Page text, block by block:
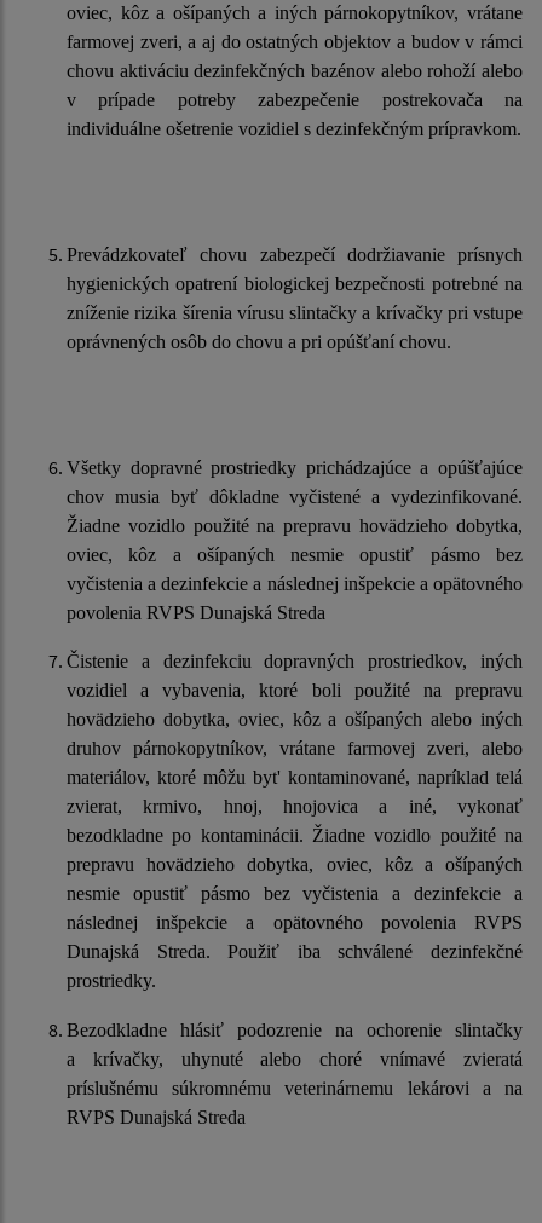
oviec, kôz a ošípaných a iných párnokopytníkov, vrátane
farmovej zveri, a aj do ostatných objektov a budov v rámci
chovu aktiváciu dezinfekčných bazénov alebo rohoží alebo
v prípade potreby zabezpečenie postrekovača na
individuálne ošetrenie vozidiel s dezinfekčným prípravkom.
Prevádzkovateľ chovu zabezpečí dodržiavanie prísnych
hygienických opatrení biologickej bezpečnosti potrebné na
zníženie rizika šírenia vírusu slintačky a krívačky pri vstupe
oprávnených osôb do chovu a pri opúšťaní chovu.
Všetky dopravné prostriedky prichádzajúce a opúšťajúce
chov musia byť dôkladne vyčistené a vydezinfikované.
Žiadne vozidlo použité na prepravu hovädzieho dobytka,
oviec, kôz a ošípaných nesmie opustiť pásmo bez
vyčistenia a dezinfekcie a následnej inšpekcie a opätovného
povolenia RVPS Dunajská Streda
Čistenie a dezinfekciu dopravných prostriedkov, iných
vozidiel a vybavenia, ktoré boli použité na prepravu
hovädzieho dobytka, oviec, kôz a ošípaných alebo iných
druhov párnokopytníkov, vrátane farmovej zveri, alebo
materiálov, ktoré môžu byt' kontaminované, napríklad telá
zvierat, krmivo, hnoj, hnojovica a iné, vykonať
bezodkladne po kontaminácii. Žiadne vozidlo použité na
prepravu hovädzieho dobytka, oviec, kôz a ošípaných
nesmie opustiť pásmo bez vyčistenia a dezinfekcie a
následnej inšpekcie a opätovného povolenia RVPS
Dunajská Streda. Použiť iba schválené dezinfekčné
prostriedky.
Bezodkladne hlásiť podozrenie na ochorenie slintačky
a krívačky, uhynuté alebo choré vnímavé zvieratá
príslušnému súkromnému veterinárnemu lekárovi a na
RVPS Dunajská Streda